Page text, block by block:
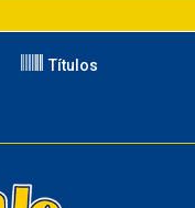
Títulos